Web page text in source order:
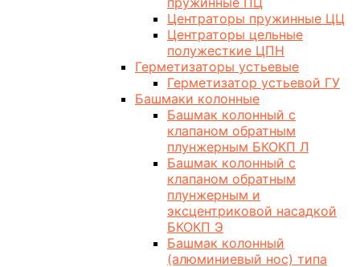
Центраторы пружинные ЦЦ
Центраторы цельные
полужесткие ЦПН
Герметизаторы устьевые
Герметизатор устьевой ГУ
Башмаки колонные
Башмак колонный с
клапаном обратным
плунжерным БКОКП Л
Башмак колонный с
клапаном обратным
плунжерным и
эксцентриковой насадкой
БКОКП Э
Башмак колонный
(алюминиевый нос) типа